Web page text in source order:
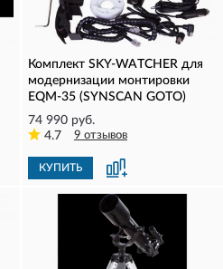
Комплект SKY-WATCHER для
модернизации монтировки
EQM-35 (SYNSCAN GOTO)
74 990 руб.
4.7
9 отзывов
КУПИТЬ